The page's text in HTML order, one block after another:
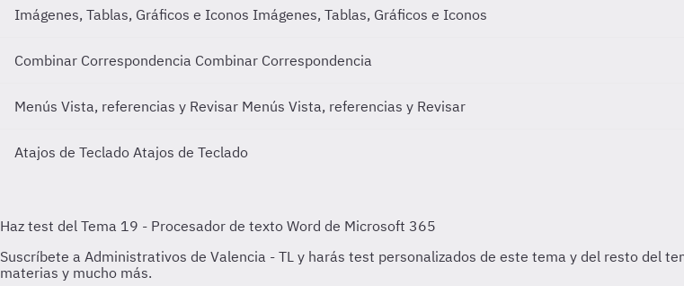
Imágenes, Tablas, Gráficos e Iconos Imágenes, Tablas, Gráficos e Iconos
Combinar Correspondencia Combinar Correspondencia
Menús Vista, referencias y Revisar Menús Vista, referencias y Revisar
Atajos de Teclado Atajos de Teclado